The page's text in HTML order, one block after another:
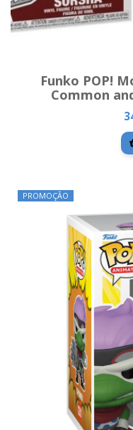
Funko POP!
Common
PROMOÇÃO